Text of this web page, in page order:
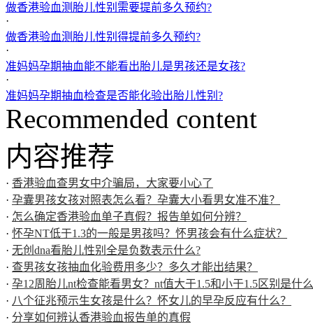
做香港验血测胎儿性别需要提前多久预约?
·
做香港验血测胎儿性别得提前多久预约?
·
准妈妈孕期抽血能不能看出胎儿是男孩还是女孩?
·
准妈妈孕期抽血检查是否能化验出胎儿性别?
Recommended content
内容推荐
· 香港验血查男女中介骗局，大家要小心了
· 孕囊男孩女孩对照表怎么看？孕囊大小看男女准不准？
· 怎么确定香港验血单子真假？报告单如何分辨？
· 怀孕NT低于1.3的一般是男孩吗？怀男孩会有什么症状？
· 无创dna看胎儿性别全是负数表示什么?
· 查男孩女孩抽血化验费用多少？多久才能出结果？
· 孕12周胎儿nt检查能看男女？nt值大于1.5和小于1.5区别是什
· 八个征兆预示生女孩是什么？怀女儿的早孕反应有什么？
· 分享如何辨认香港验血报告单的真假